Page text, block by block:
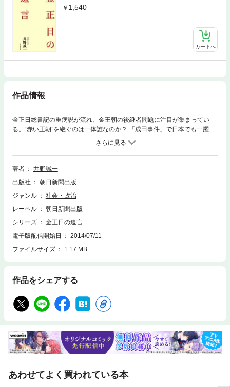
1,540
カートへ
作品情報
金正日総書記の重病説が流れ、金王朝の後継者問題に注目が集まってい
る。“赤い王朝”を継ぐのは一体誰なのか？ 「成田事件」で日本でも一躍有
名になった長男・正男か、有能と評判の次男・正哲か、リーダーシップに
長ける三男・正雲か、それとも――。北朝鮮情勢に精通する国際アナリス
トが世界に先駆けて、知られざる金王朝の真実の姿を浮き彫りにする。
著者
井野誠一
出版社
朝日新聞出版
ジャンル
社会・政治
レーベル
朝日新聞出版
シリーズ
金正日の遺言
電子版配信開始日
2014/07/11
ファイルサイズ
1.17 MB
作品をシェアする
あわせてよく買われている本